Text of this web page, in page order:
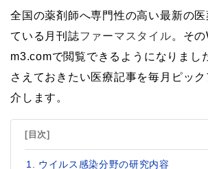
全国の薬剤師へ専門性の高い最新の
ている月刊誌ファーマスタイル。そ
m3.comで閲覧できるようになりまし
さえておきたい医療記事を毎月ピッ
介します。
[目次]
ウイルス感染分野の研究内容